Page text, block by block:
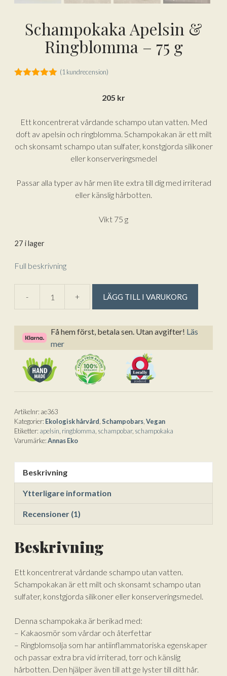
Schampokaka Apelsin &
Ringblomma – 75 g
(1kundrecension)
205 kr
Ett koncentrerat vårdande schampo utan vatten. Med
doft av apelsin och ringblomma. Schampokakan är ett milt
och skonsamt schampo utan sulfater, konstgjorda silikoner
eller konserveringsmedel
Passar alla typer av hår men lite extra till dig med irriterad
eller känslig hårbotten.
Vikt 75 g
27 i lager
Full beskrivning
-
Schampokaka
&
Ringblomma
-
75
g
mängd
+ LÄGG TILL I VARUKORG
e
n
e
:
Få hem först, betala sen. Utan avgifter! Läs
mer
Artikelnr: ae363
Kategorier: Ekologisk hårvård,Schampobars,Vegan
Etiketter: apelsin, ringblomma, schampobar, schampokaka
Varumärke:Annas Eko
Beskrivning
Ytterligare information
Recensioner (1)
Beskrivning
Ett koncentrerat vårdande schampo utan vatten.
Schampokakan är ett milt och skonsamt schampo utan
sulfater, konstgjorda silikoner eller konserveringsmedel.
Denna schampokaka är berikad med:
– Kakaosmör som vårdar och återfettar
– Ringblomsolja som har antiinflammatoriska egenskaper
och passar extra bra vid irriterad, torr och känslig
hårbotten. Den hjälper även till att ge lyster till ditt hår.